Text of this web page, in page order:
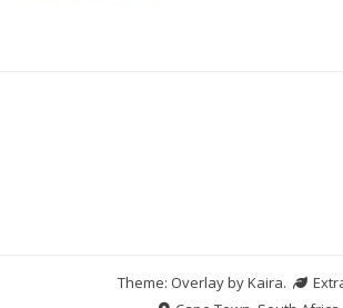
Theme: Overlay byKaira.